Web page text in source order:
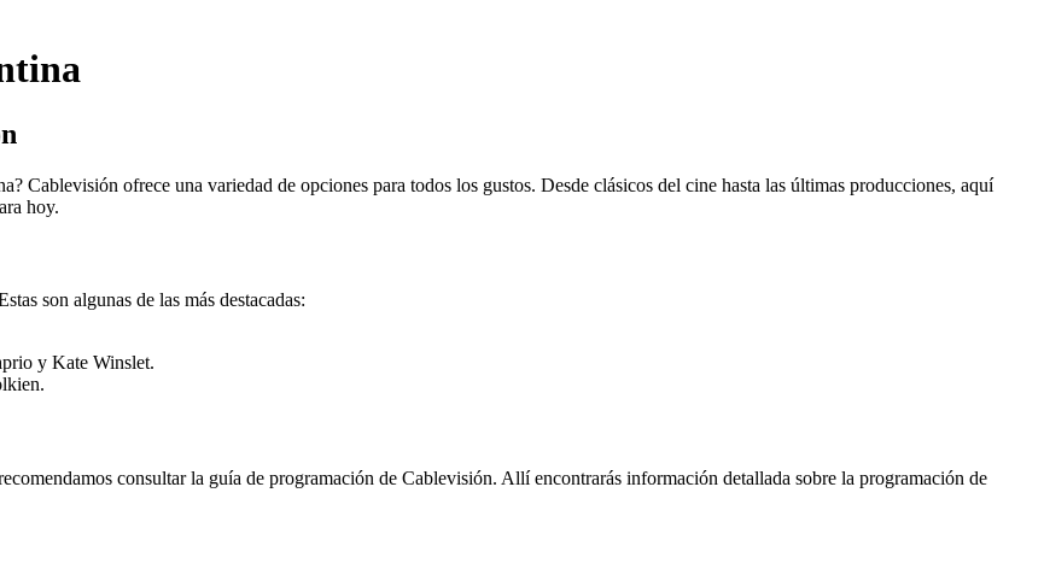
Cablevisión ofrece una variedad de opciones para todos los gustos. Desde clásicos del cine hasta las últimas producciones, aquí
hoy.
son algunas de las más destacadas:
y Kate Winslet.
consultar la guía de programación de Cablevisión. Allí encontrarás información detallada sobre la programación de